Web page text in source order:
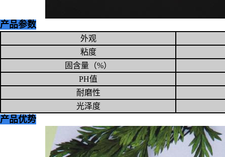
产品参数
外观
粘度
固含量（%）
PH值
耐磨性
光泽度
产品优势